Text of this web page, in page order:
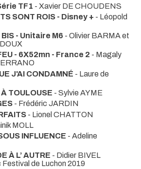
TF1 - Xavier DE CHOUDENS
SONT ROIS - Disney + - Léopold
BIS - Unitaire M6 - Olivier BARMA et
- 6X52mn - France 2 - Magaly
J'AI CONDAMNÉ - Laure de
TOULOUSE - Sylvie AYME
- Frédéric JARDIN
- Lionel CHATTON
MOLL
INFLUENCE - Adeline
À L’ AUTRE - Didier BIVEL
Festival de Luchon 2019